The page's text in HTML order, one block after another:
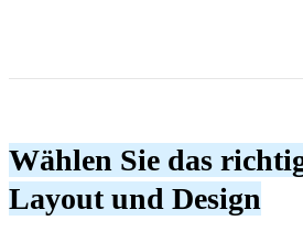
Wählen Sie das
Layout und Design